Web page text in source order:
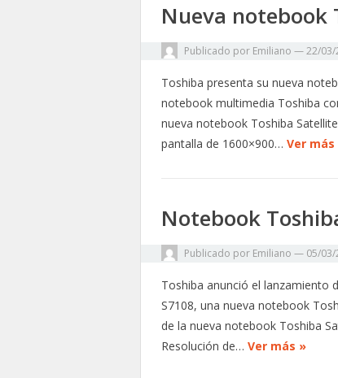
Nueva notebook
Publicado por Emiliano —22/03/
Toshiba presenta su nueva
notebook multimedia Toshiba
nueva notebook Toshiba
pantalla de 1600×900… Ver más
Notebook
Publicado por Emiliano — 05/03/
Toshiba anunció el lanzamiento
S7108, una nueva notebook
de la nueva notebook Toshiba
Resolución de… Ver más »